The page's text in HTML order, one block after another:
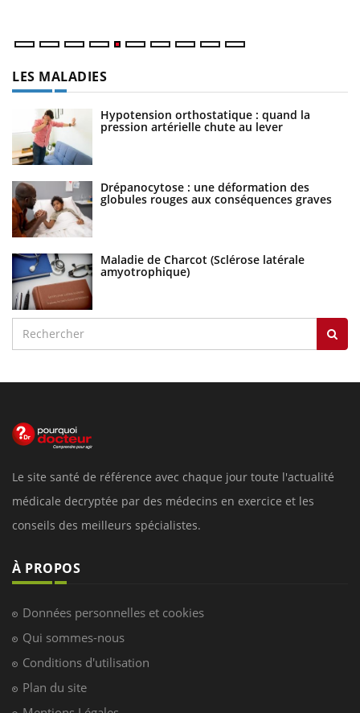
LES MALADIES
Hypotension orthostatique : quand la
pression artérielle chute au lever
Drépanocytose : une déformation des
globules rouges aux conséquences graves
Maladie de Charcot (Sclérose latérale
amyotrophique)
Le site santé de référence avec chaque jour toute l'actualité
médicale decryptée par des médecins en exercice et les
conseils des meilleurs spécialistes.
À PROPOS
Données personnelles et cookies
Qui sommes-nous
Conditions d'utilisation
Plan du site